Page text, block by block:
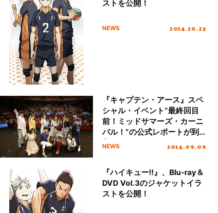
ストを公開！
NEWS 2014.10.23
『キャプテン・アース』スペ
シャル・イベント“最終回目
前！ミッドサマーズ・カーニ
バル！”の公式レポートが到
着！
NEWS 2014.09.09
『ハイキュー!!』、Blu-ray＆
DVD Vol.3のジャケットイラ
ストを公開！